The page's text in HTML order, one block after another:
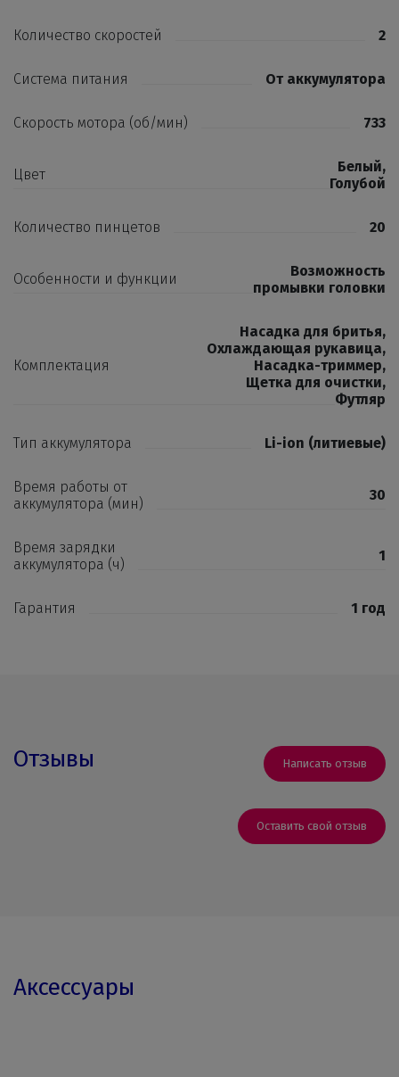
Количество скоростей 2
Система питания От аккумулятора
Скорость мотора (об/мин) 733
Цвет Белый,
Голубой
Количество пинцетов 20
Особенности и функции
Возможность
промывки головки
Комплектация
Насадка для бритья,
Охлаждающая рукавица,
Насадка-триммер,
Щетка для очистки,
Футляр
Тип аккумулятора Li-ion (литиевые)
Время работы от
аккумулятора (мин)
30
Время зарядки
аккумулятора (ч)
1
Гарантия 1 год
Отзывы Написать отзыв
Оставить свой отзыв
Аксессуары